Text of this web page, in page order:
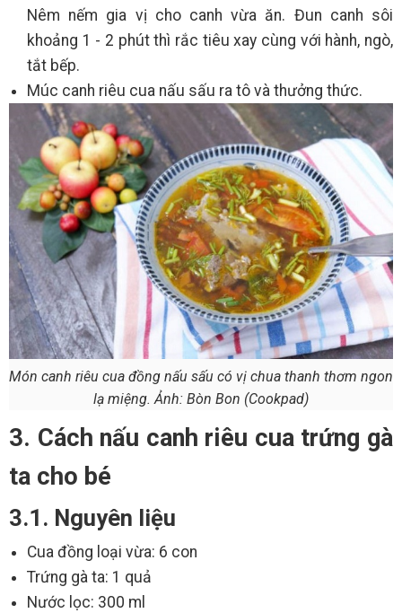
Nêm nếm gia vị cho canh vừa ăn. Đun canh sôi
khoảng 1 - 2 phút thì rắc tiêu xay cùng với hành, ngò,
tắt bếp.
Múc canh riêu cua nấu sấu ra tô và thưởng thức.
Món canh riêu cua đồng nấu sấu có vị chua thanh thơm ngon
lạ miệng. Ảnh: Bòn Bon (Cookpad)
3. Cách nấu canh riêu cua trứng gà
ta cho bé
3.1. Nguyên liệu
Cua đồng loại vừa: 6 con
Trứng gà ta: 1 quả
Nước lọc: 300 ml